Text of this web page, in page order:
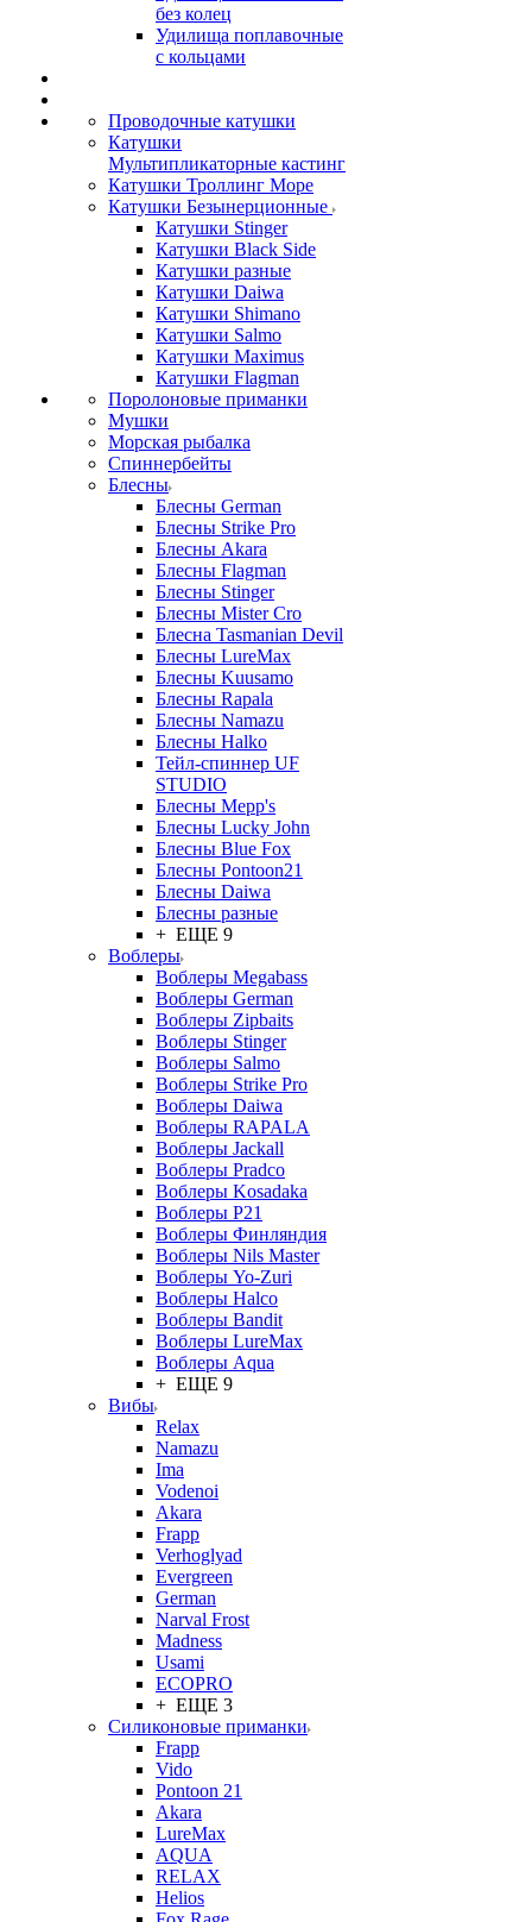
без колец
Удилища поплавочные
с кольцами
Проводочные катушки
Катушки
Мультипликаторные кастинг
Катушки Троллинг Море
Катушки Безынерционные
Катушки Stinger
Катушки Black Side
Катушки разные
Катушки Daiwa
Катушки Shimano
Катушки Salmo
Катушки Maximus
Катушки Flagman
Поролоновые приманки
Мушки
Морская рыбалка
Спиннербейты
Блесны
Блесны German
Блесны Strike Pro
Блесны Akara
Блесны Flagman
Блесны Stinger
Блесны Mister Cro
Блесна Tasmanian Devil
Блесны LureMax
Блесны Kuusamo
Блесны Rapala
Блесны Namazu
Блесны Halko
Тейл-спиннер UF
STUDIO
Блесны Mepp's
Блесны Lucky John
Блесны Blue Fox
Блесны Pontoon21
Блесны Daiwa
Блесны разные
+ ЕЩЕ 9
Воблеры
Воблеры Megabass
Воблеры German
Воблеры Zipbaits
Воблеры Stinger
Воблеры Salmo
Воблеры Strike Pro
Воблеры Daiwa
Воблеры RAPALA
Воблеры Jackall
Воблеры Pradco
Воблеры Kosadaka
Воблеры P21
Воблеры Финляндия
Воблеры Nils Master
Воблеры Yo-Zuri
Воблеры Halco
Воблеры Bandit
Воблеры LureMax
Воблеры Aqua
+ ЕЩЕ 9
Вибы
Relax
Namazu
Ima
Vodenoi
Akara
Frapp
Verhoglyad
Evergreen
German
Narval Frost
Madness
Usami
ECOPRO
+ ЕЩЕ 3
Силиконовые приманки
Frapp
Vido
Pontoon 21
Akara
LureMax
AQUA
RELAX
Helios